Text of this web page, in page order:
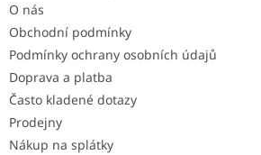
O nás
Obchodní podmínky
Podmínky ochrany osobních údajů
Doprava a platba
Často kladené dotazy
Prodejny
Nákup na splátky